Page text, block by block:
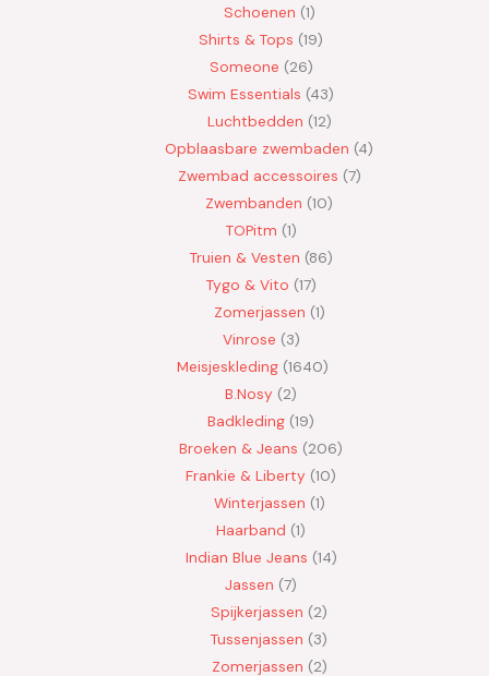
Schoenen 1
Shirts & Tops 19
Someone 26
Swim Essentials 43
Luchtbedden 12
Opblaasbare zwembaden 4
Zwembad accessoires 7
Zwembanden 10
TOPitm 1
Truien & Vesten 86
Tygo & Vito 17
Zomerjassen 1
Vinrose 3
Meisjeskleding 1640
B.Nosy
2
Badkleding 19
Broeken & Jeans
206
Frankie & Liberty 10
Winterjassen 1
Haarband 1
Indian Blue Jeans 14
Jassen 7
Spijkerjassen
2
Tussenjassen
3
Zomerjassen 2